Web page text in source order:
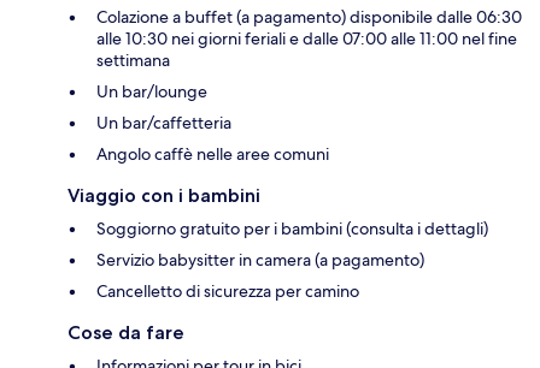
Colazione a buffet (a pagamento) disponibile dalle 06:30
alle 10:30 nei giorni feriali e dalle 07:00 alle 11:00 nel fine
settimana
Un bar/lounge
Un bar/caffetteria
Angolo caffè nelle aree comuni
Viaggio con i bambini
Soggiorno gratuito per i bambini (consulta i dettagli)
Servizio babysitter in camera (a pagamento)
Cancelletto di sicurezza per camino
Cose da fare